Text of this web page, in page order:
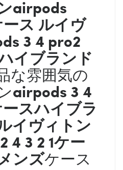
airpods
スルイヴ
3 4 pro2
イブランド
な雰囲気の
airpods 3 4
スハイブラ
イヴィトン
4 3 2 1ケー
ンズケース